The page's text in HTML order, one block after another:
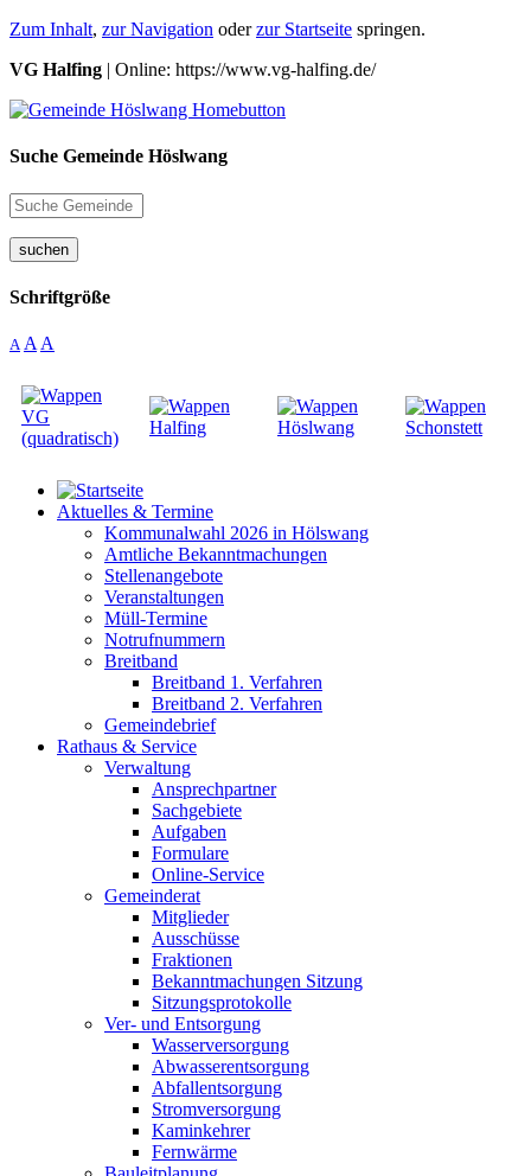
Zum Inhalt, zur Navigation oderzur Startseite springen.
VG Halfing | Online: https://www.vg-halfing.de/
Suche Gemeinde Höslwang
suchen
Schriftgröße
A A A
Aktuelles & Termine
Kommunalwahl 2026 in Hölswang
Amtliche Bekanntmachungen
Stellenangebote
Veranstaltungen
Müll-Termine
Notrufnummern
Breitband
Breitband 1. Verfahren
Breitband 2. Verfahren
Gemeindebrief
Rathaus & Service
Verwaltung
Ansprechpartner
Sachgebiete
Aufgaben
Formulare
Online-Service
Gemeinderat
Mitglieder
Ausschüsse
Fraktionen
Bekanntmachungen Sitzung
Sitzungsprotokolle
Ver- und Entsorgung
Wasserversorgung
Abwasserentsorgung
Abfallentsorgung
Stromversorgung
Kaminkehrer
Fernwärme